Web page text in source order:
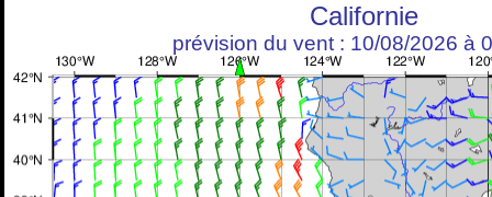
Californie
prévision du vent : 10/08/2026 à